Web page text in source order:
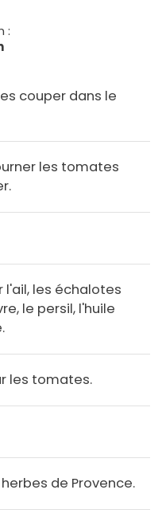
:
couper dans le
les tomates
l'ail, les échalotes
le persil, l'huile
les tomates.
de Provence.